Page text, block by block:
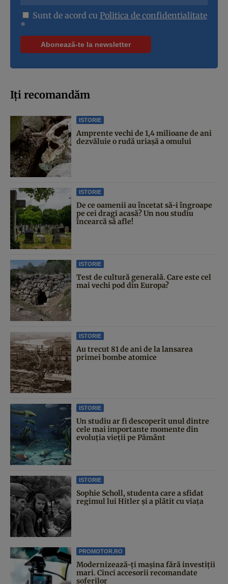
Sunt de acord cu Politica de confidentialitate
*
Iți recomandăm
ISTORIE
Amprente vechi de 1,4 milioane de ani
dezvăluie o rudă uriașă a omului
ISTORIE
De ce oamenii au încetat să-i îngroape
pe cei dragi acasă? Un nou studiu
încearcă să afle!
ISTORIE
Test de cultură generală. Care este cel
mai vechi pod din Europa?
ISTORIE
Au trecut 81 de ani de la lansarea
primei bombe atomice
ISTORIE
Un studiu ar fi descoperit unul dintre
cele mai importante momente din
evoluția vieții pe Pământ
ISTORIE
Sophie Scholl, studenta care a sfidat
regimul lui Hitler și a plătit cu viața
PROMOTOR.RO
Modernizează-ți mașina fără investiții
mari. Cinci accesorii recomandate
șoferilor